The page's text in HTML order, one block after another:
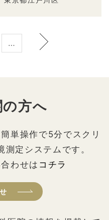
…
の方へ
単操作で5分でスクリ
定システムです。
わせは コチラ